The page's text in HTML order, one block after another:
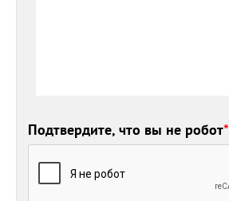
Подтвердите, что вы не робот*